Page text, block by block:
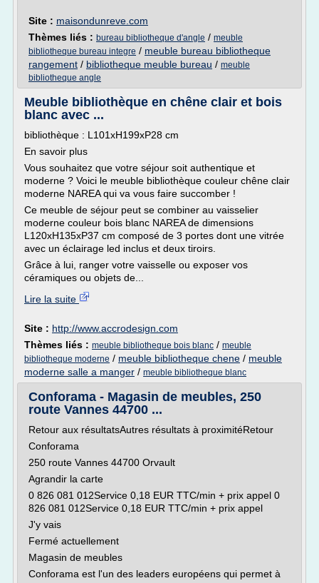
Site : maisondunreve.com
Thèmes liés : bureau bibliotheque d'angle / meuble
bibliotheque bureau integre / meuble bureau bibliotheque
rangement / bibliotheque meuble bureau / meuble
bibliotheque angle
Meuble bibliothèque en chêne clair et bois
blanc avec ...
bibliothèque : L101xH199xP28 cm
En savoir plus
Vous souhaitez que votre séjour soit authentique et
moderne ? Voici le meuble bibliothèque couleur chêne clair
moderne NAREA qui va vous faire succomber !
Ce meuble de séjour peut se combiner au vaisselier
moderne couleur bois blanc NAREA de dimensions
L120xH135xP37 cm composé de 3 portes dont une vitrée
avec un éclairage led inclus et deux tiroirs.
Grâce à lui, ranger votre vaisselle ou exposer vos
céramiques ou objets de...
Lire la suite
Site : http://www.accrodesign.com
Thèmes liés : meuble bibliotheque bois blanc / meuble
bibliotheque moderne / meuble bibliotheque chene / meuble
moderne salle a manger / meuble bibliotheque blanc
Conforama - Magasin de meubles, 250
route Vannes 44700 ...
Retour aux résultatsAutres résultats à proximitéRetour
Conforama
250 route Vannes 44700 Orvault
Agrandir la carte
0 826 081 012Service 0,18 EUR TTC/min + prix appel 0
826 081 012Service 0,18 EUR TTC/min + prix appel
J'y vais
Fermé actuellement
Magasin de meubles
Conforama est l'un des leaders européens qui permet à